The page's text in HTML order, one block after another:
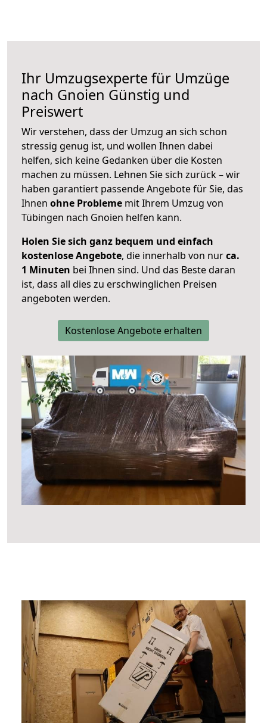
Ihr Umzugsexperte für Umzüge
nach Gnoien Günstig und
Preiswert
Wir verstehen, dass der Umzug an sich schon
stressig genug ist, und wollen Ihnen dabei
helfen, sich keine Gedanken über die Kosten
machen zu müssen. Lehnen Sie sich zurück – wir
haben garantiert passende Angebote für Sie, das
Ihnen ohne Probleme mit Ihrem Umzug von
Tübingen nach Gnoien helfen kann.
Holen Sie sich ganz bequem und einfach
kostenlose Angebote, die innerhalb von nurca.
1 Minuten bei Ihnen sind. Und das Beste daran
ist, dass all dies zu erschwinglichen Preisen
angeboten werden.
Kostenlose Angebote erhalten